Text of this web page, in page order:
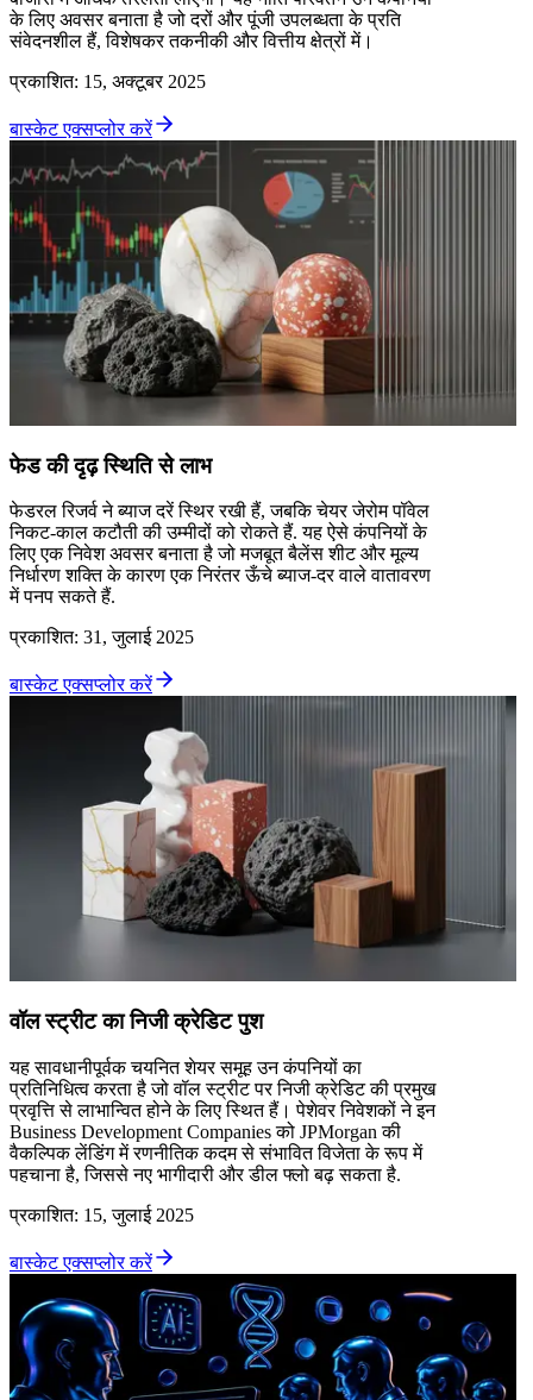
के लिए अवसर बनाता है जो दरों और पूंजी उपलब्धता के प्रति
संवेदनशील हैं, विशेषकर तकनीकी और वित्तीय क्षेत्रों में।
प्रकाशित: 15, अक्टूबर 2025
बास्केट एक्सप्लोर करें
फेड की दृढ़ स्थिति से लाभ
फेडरल रिजर्व ने ब्याज दरें स्थिर रखी हैं, जबकि चेयर जेरोम पॉवेल
निकट-काल कटौती की उम्मीदों को रोकते हैं. यह ऐसे कंपनियों के
लिए एक निवेश अवसर बनाता है जो मजबूत बैलेंस शीट और मूल्य
निर्धारण शक्ति के कारण एक निरंतर ऊँचे ब्याज-दर वाले वातावरण
में पनप सकते हैं.
प्रकाशित: 31, जुलाई 2025
बास्केट एक्सप्लोर करें
वॉल स्ट्रीट का निजी क्रेडिट पुश
यह सावधानीपूर्वक चयनित शेयर समूह उन कंपनियों का
प्रतिनिधित्व करता है जो वॉल स्ट्रीट पर निजी क्रेडिट की प्रमुख
प्रवृत्ति से लाभान्वित होने के लिए स्थित हैं। पेशेवर निवेशकों ने इन
Business Development Companies को JPMorgan की
वैकल्पिक लेंडिंग में रणनीतिक कदम से संभावित विजेता के रूप में
पहचाना है, जिससे नए भागीदारी और डील फ्लो बढ़ सकता है.
प्रकाशित: 15, जुलाई 2025
बास्केट एक्सप्लोर करें